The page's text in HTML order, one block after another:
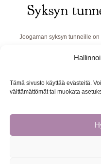
Tämä sivusto käyttää evästeitä.
välttämättömät tai muokata
Syksyn
Joogaman syksyn tunneille
meditaatio Vantaa